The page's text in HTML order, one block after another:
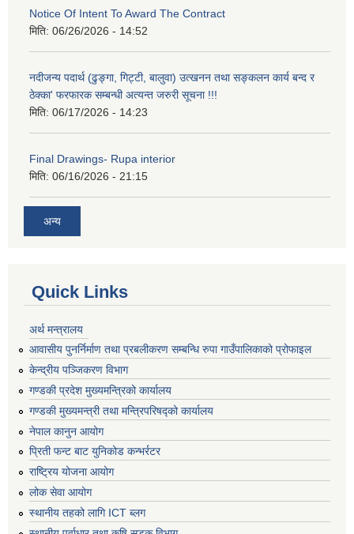
Notice Of Intent To Award The Contract
मिति: 06/26/2026 - 14:52
नदीजन्य पदार्थ (ढुङ्गा, गिट्टी, बालुवा) उत्खनन तथा सङ्कलन कार्य बन्द र
ठेक्का' फरफारक सम्बन्धी अत्यन्त जरुरी सूचना !!!
मिति: 06/17/2026 - 14:23
Final Drawings- Rupa interior
मिति: 06/16/2026 - 21:15
अन्य
Quick Links
अर्थ मन्त्रालय
आवासीय पुनर्निर्माण तथा प्रबलीकरण सम्बन्धि रुपा गाउँपालिकाको प्रोफाइल
केन्द्रीय पञ्जिकरण विभाग
गण्डकी प्रदेश मुख्यमन्त्रिको कार्यालय
गण्डकी मुख्यमन्त्री तथा मन्त्रिपरिषद्को कार्यालय
नेपाल कानुन आयोग
प्रिती फन्ट बाट युनिकोड कन्भर्रटर
राष्ट्रिय योजना आयोग
लोक सेवा आयोग
स्थानीय तहको लागि ICT ब्लग